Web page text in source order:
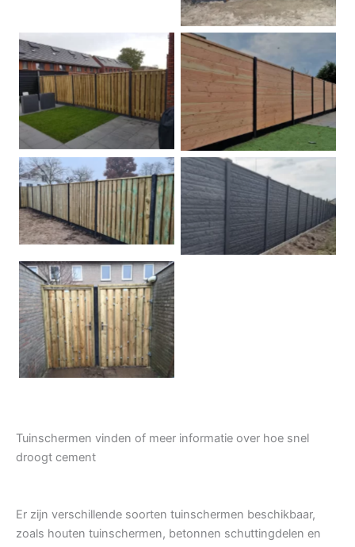
Betonpalen schutting Douglas
Hout beton schuttingen Rots motief antraciet
Tuindeur grenen
Tuinschermen vinden of meer informatie over hoe snel
droogt cement
Er zijn verschillende soorten tuinschermen beschikbaar,
zoals houten tuinschermen, betonnen schuttingdelen en